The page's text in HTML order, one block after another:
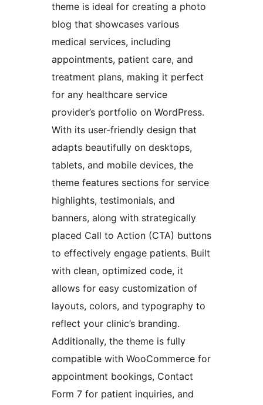
theme is ideal for creating a photo
blog that showcases various
medical services, including
appointments, patient care, and
treatment plans, making it perfect
for any healthcare service
provider’s portfolio on WordPress.
With its user-friendly design that
adapts beautifully on desktops,
tablets, and mobile devices, the
theme features sections for service
highlights, testimonials, and
banners, along with strategically
placed Call to Action (CTA) buttons
to effectively engage patients. Built
with clean, optimized code, it
allows for easy customization of
layouts, colors, and typography to
reflect your clinic’s branding.
Additionally, the theme is fully
compatible with WooCommerce for
appointment bookings, Contact
Form 7 for patient inquiries, and